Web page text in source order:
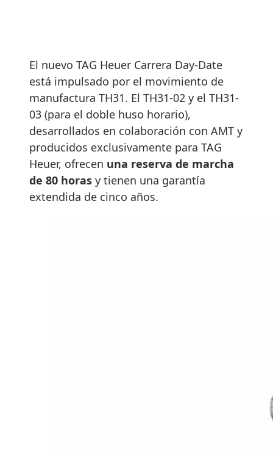
El nuevo TAG Heuer Carrera Day-Date
está impulsado por el movimiento de
manufactura TH31. El TH31-02 y el TH31-
03 (para el doble huso horario),
desarrollados en colaboración con AMT y
producidos exclusivamente para TAG
Heuer, ofrecen una reserva de marcha
de 80 horas y tienen una garantía
extendida de cinco años.